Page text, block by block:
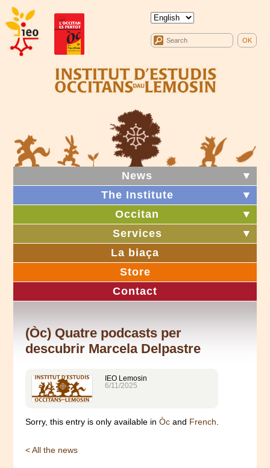
News
▼
The Institute
▼
Occitan
▼
Services
▼
La biaça
Store
Contact
(Òc) Quatre podcasts per
descubrir Marcela Delpastre
IEO Lemosin
6/11/2025
Sorry, this entry is only available inÒc and French.
< All the news